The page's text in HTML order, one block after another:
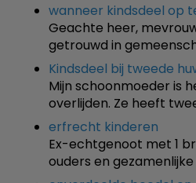
wanneer kindsdeel op
Geachte heer,
getrouwd in
Kindsdeel bij tweede
Mijn schoonmoeder is
overlijden. Ze heeft
erfrecht kinderen
Ex-echtgenoot met 1
ouders en gezamenlijke